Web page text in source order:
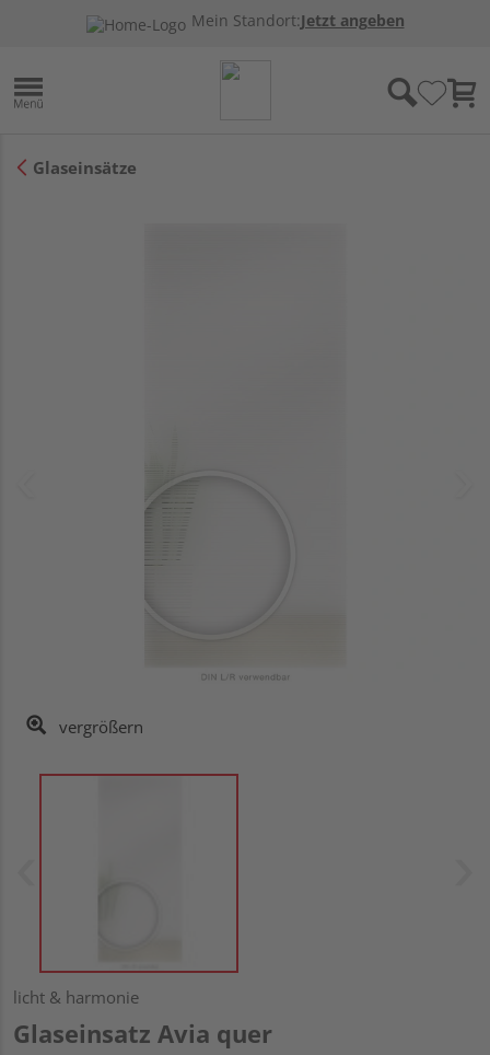
Mein Standort:Jetzt angeben
Glaseinsätze
vergrößern
licht & harmonie
Glaseinsatz Avia quer